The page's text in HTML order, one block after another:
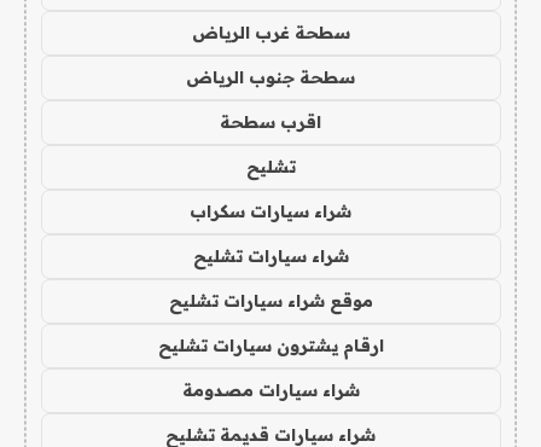
سطحة غرب الرياض
سطحة جنوب الرياض
اقرب سطحة
تشليح
شراء سيارات سكراب
شراء سيارات تشليح
موقع شراء سيارات تشليح
ارقام يشترون سيارات تشليح
شراء سيارات مصدومة
شراء سيارات قديمة تشليح